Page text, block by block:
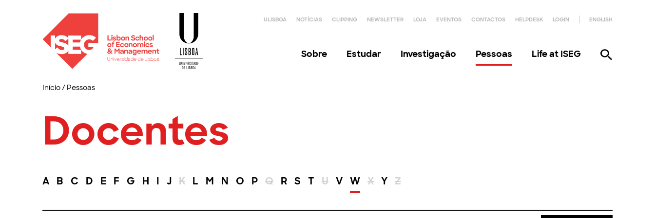
ULISBOA NOTÍCIAS CLIPPING NEWSLETTER LOJA EVENTOS CONTACTOS HELPDESK LOGIN ENGLISH
Sobre Estudar Investigação Pessoas Life at ISEG
Início/ Pessoas
Docentes
A B C D E F G H I J K L M N O P Q R S T U V W X Y Z